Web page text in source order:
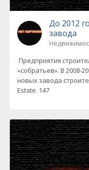
До 2012
завода
Предприятия
«собратьев». В 2008-
новых завода
Estate. 147